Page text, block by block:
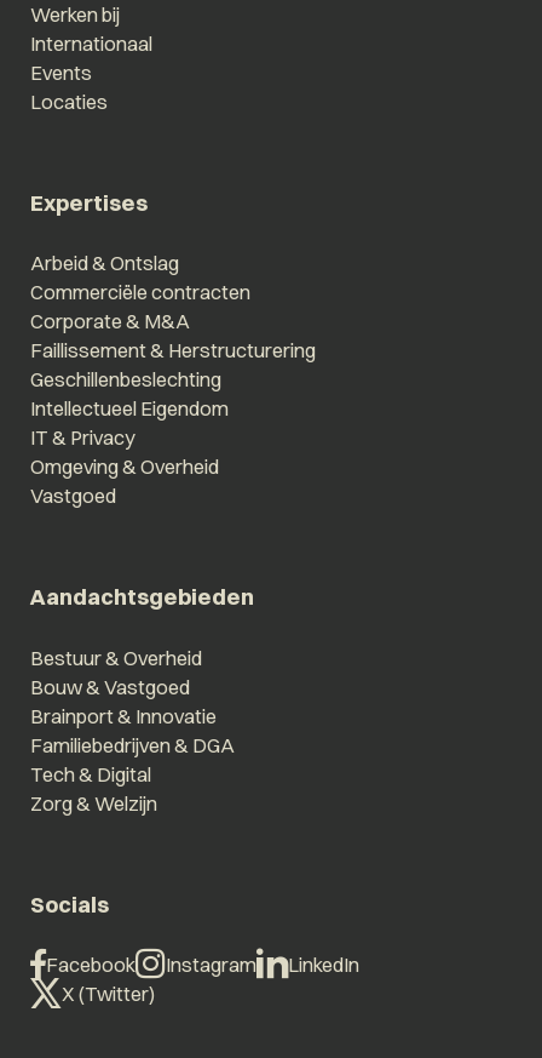
Werken bij
Internationaal
Events
Locaties
Expertises
Arbeid & Ontslag
Commerciële contracten
Corporate & M&A
Faillissement & Herstructurering
Geschillenbeslechting
Intellectueel Eigendom
IT & Privacy
Omgeving & Overheid
Vastgoed
Aandachtsgebieden
Bestuur & Overheid
Bouw & Vastgoed
Brainport & Innovatie
Familiebedrijven & DGA
Tech & Digital
Zorg & Welzijn
Socials
Facebook Instagram
LinkedIn
X (Twitter)